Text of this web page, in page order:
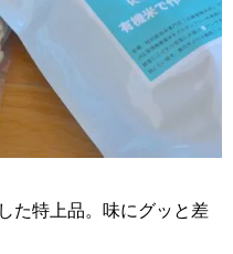
た特上品。味にグッと差